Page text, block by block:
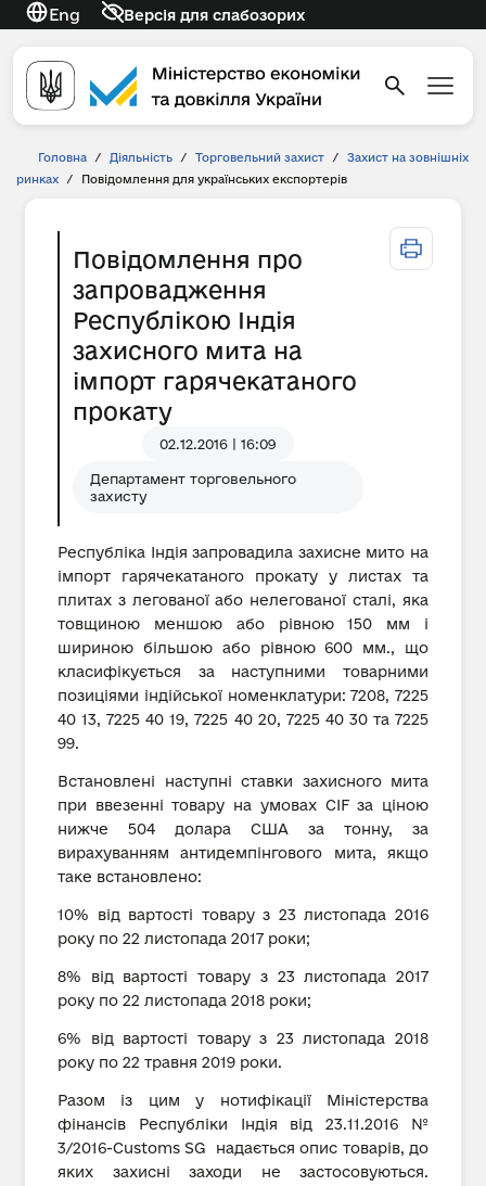
Eng Версія для слабозорих
Головна / Діяльність / Торговельний захист /
Захист на зовнішніх
ринках
/ Повідомлення для українських експортерів
Повідомлення про
запровадження
Республікою Індія
захисного мита на
імпорт гарячекатаного
прокату
02.12.2016 | 16:09
Департамент торговельного
захисту
Республіка Індія запровадила захисне мито на
імпорт гарячекатаного прокату у листах та
плитах з легованої або нелегованої сталі, яка
товщиною меншою або рівною 150 мм і
шириною більшою або рівною 600 мм., що
класифікується за наступними товарними
позиціями індійської номенклатури: 7208, 7225
40 13, 7225 40 19, 7225 40 20, 7225 40 30 та 7225
99.
Встановлені наступні ставки захисного мита
при ввезенні товару на умовах CIF за ціною
нижче 504 долара США за тонну, за
вирахуванням антидемпінгового мита, якщо
таке встановлено:
10% від вартості товару з 23 листопада 2016
року по 22 листопада 2017 роки;
8% від вартості товару з 23 листопада 2017
року по 22 листопада 2018 роки;
6% від вартості товару з 23 листопада 2018
року по 22 травня 2019 роки.
Разом із цим у нотифікації Міністерства
фінансів Республіки Індія від 23.11.2016 №
3/2016-Customs SG надається опис товарів, до
яких захисні заходи не застосовуються.